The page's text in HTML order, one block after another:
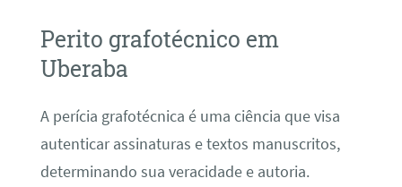
Perito grafotécnico em
Uberaba
A perícia grafotécnica é uma ciência que visa
autenticar assinaturas e textos manuscritos,
determinando sua veracidade e autoria.